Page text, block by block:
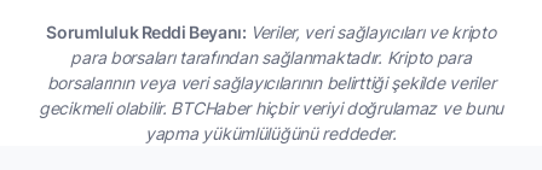
Sorumluluk Reddi Beyanı: Veriler, veri sağlayıcıları ve kripto
para borsaları tarafından sağlanmaktadır. Kripto para
borsalarının veya veri sağlayıcılarının belirttiği şekilde veriler
gecikmeli olabilir. BTCHaber hiçbir veriyi doğrulamaz ve bunu
yapma yükümlülüğünü reddeder.